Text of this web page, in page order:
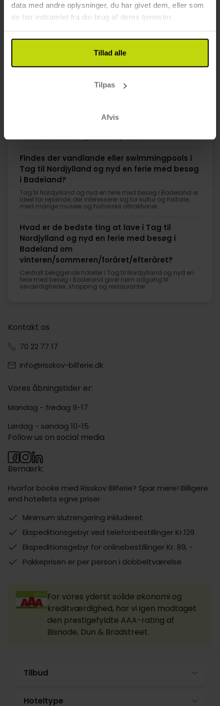
data med andre oplysninger, du har givet dem, eller som
de har indsamlet fra din brug af deres tjenester.
Tillad alle
Tilpas
Afvis
1
FAQ
Hvilke hoteller i Tag til Nordjylland og nyd en
flere hoteller tilbyder også private pools.
Findes der vandlande eller swimmingpools i
Tag til Nordjylland og nyd en ferie med besøg
i Badeland?
Tag til Nordjylland og nyd en ferie med besøg i Badeland er
ideel for rejsende, der interesserer sig for kultur og historie,
med mange museer og historiske attraktioner.
Hvad er de bedste ting at lave i Tag til
Nordjylland og nyd en ferie med besøg i
Badeland om
vinteren/sommeren/foråret/efteråret?
Centralt beliggende hoteller i Tag til Nordjylland og nyd en
ferie med besøg i Badeland giver nem adgang til
seværdigheder, shopping og restauranter.
Kontakt os
70 22 77 17
info@risskov-bilferie.dk
Vores åbningstider er:
Mandag - fredag 9-17
Lørdag - søndag 10-15
Bemærk:
Hvorfor booke med Risskov Bilferie? Spar mere! Billigere
end hotellets egne priser
Minimum slutrengøring inkluderet
Ekspeditionsgebyr ved telefonbestillinger Kr.129
Ekspeditionsgebyr for onlinebestillinger Kr. 89, -
Pakkeprisen er per person i dobbeltværelse
Follow us on social media
For vores yderst solide økonomi og
kreditværdighed, har vi igen modtaget
den prestigefyldte AAA-rating af
Bisnode, Dun & Bradstreet.
Tilbud
Hoteltype